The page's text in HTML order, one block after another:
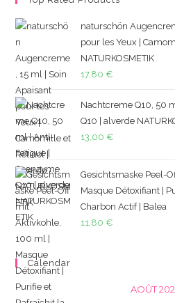
naturschön
pour les Yeux |
NATURKOSMETIK
17,80 €
Nachtcreme Q10, 50
Q10 | alverde
13,00 €
Gesichtsmaske Peel-
Masque Détoxifiant |
Charbon Actif | Balea
11,80 €
Calendar
AOÛT